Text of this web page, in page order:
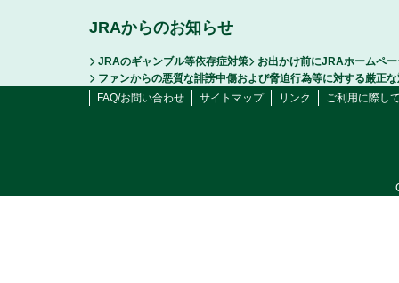
JRAからのお知らせ
JRAのギャンブル等依存症対策
お出かけ前にJRAホームペ
ファンからの悪質な誹謗中傷および脅迫行為等に対する厳正
FAQ/お問い合わせ
サイトマップ リンク ご利用に際し